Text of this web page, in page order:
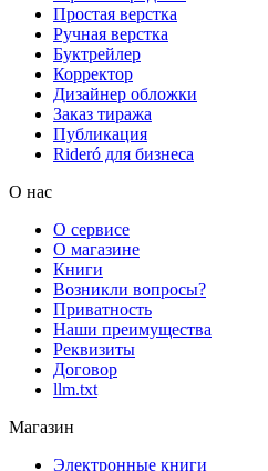
Простая верстка
Ручная верстка
Буктрейлер
Корректор
Дизайнер обложки
Заказ тиража
Публикация
Rideró для бизнеса
О нас
О сервисе
О магазине
Книги
Возникли вопросы?
Приватность
Наши преимущества
Реквизиты
Договор
llm.txt
Магазин
Электронные книги